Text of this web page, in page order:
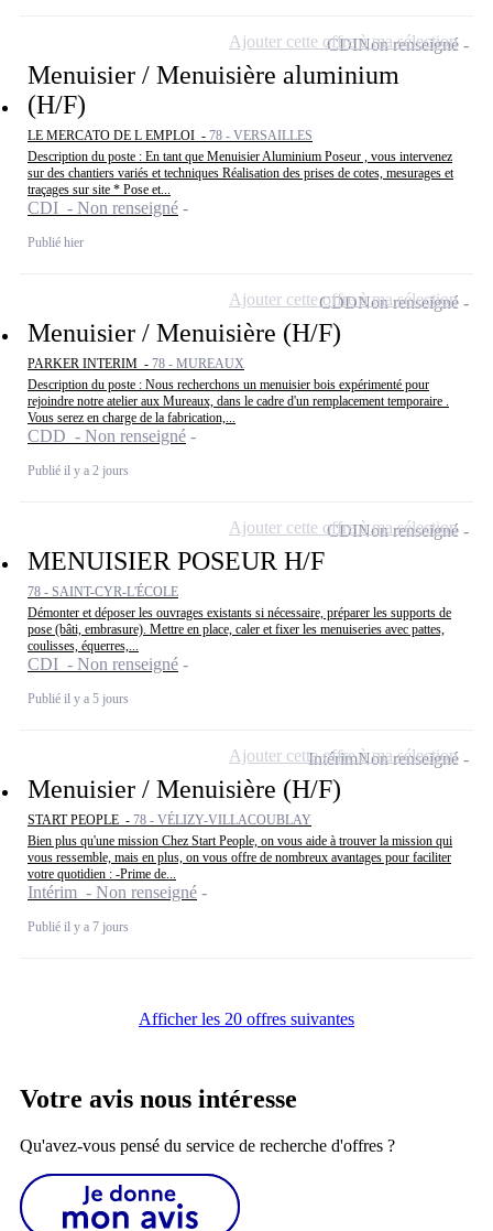
Menuisier / Menuisière aluminium
(H/F)
LE MERCATO DE L EMPLOI - 78 - VERSAILLES
Description du poste : En tant que Menuisier Aluminium Poseur , vous intervenez
sur des chantiers variés et techniques Réalisation des prises de cotes, mesurages et
traçages sur site * Pose et...
CDI - Non renseigné
Publié hier
CDINon renseigné
Ajouter cette offre à ma sélection
Menuisier / Menuisière (H/F)
PARKER INTERIM - 78 - MUREAUX
Description du poste : Nous recherchons un menuisier bois expérimenté pour
rejoindre notre atelier aux Mureaux, dans le cadre d'un remplacement temporaire .
Vous serez en charge de la fabrication,...
CDD - Non renseigné
Publié il y a 2 jours
CDDNon renseigné
Ajouter cette offre à ma sélection
MENUISIER POSEUR H/F
78 - SAINT-CYR-L'ÉCOLE
Démonter et déposer les ouvrages existants si nécessaire, préparer les supports de
pose (bâti, embrasure). Mettre en place, caler et fixer les menuiseries avec pattes,
coulisses, équerres,...
CDI - Non renseigné
Publié il y a 5 jours
CDINon renseigné
Ajouter cette offre à ma sélection
Menuisier / Menuisière (H/F)
START PEOPLE - 78 - VÉLIZY-VILLACOUBLAY
Bien plus qu'une mission Chez Start People, on vous aide à trouver la mission qui
vous ressemble, mais en plus, on vous offre de nombreux avantages pour faciliter
votre quotidien : -Prime de...
Intérim - Non renseigné
Publié il y a 7 jours
IntérimNon renseigné
Ajouter cette offre à ma sélection
Afficher les 20 offres suivantes
Votre avis nous intéresse
Qu'avez-vous pensé du service de recherche d'offres ?